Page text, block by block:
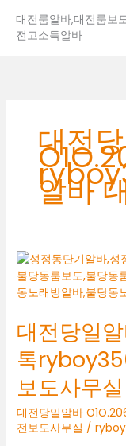
대전룸알바,대전룸보
전고소득알바
대전
알바
대전당일
톡
보도사무실
대전당일알바
전보도사무실 /
대
전
당
알
O1O.2062.3474
톡
ryboy3500
대